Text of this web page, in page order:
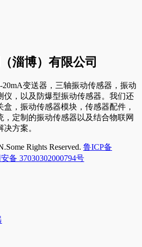
淄博）有限公司
变送器，三轴振动传感器，振动
仪，以及防爆型振动传感器。我们还
盒，振动传感器模块，传感器配件，
，定制的振动传感器以及结合物联网
方案。
Rights Reserved. 鲁ICP备
备 37030302000794号